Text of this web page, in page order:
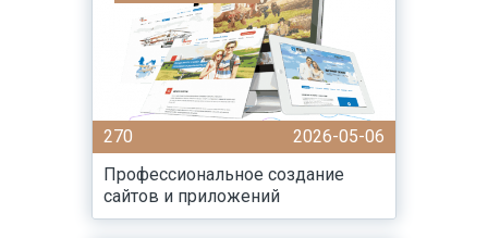
270
2026-05-06
Профессиональное создание
сайтов и приложений